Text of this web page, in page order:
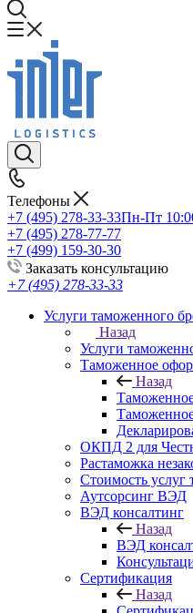
Телефоны
+7 (495) 278-33-33Пн-Пт
+7 (495) 278-77-77
+7 (499) 159-30-30
Заказать консультацию
+7 (495) 278-33-33
Услуги таможенного
Назад
Услуги
Таможенное
Назад
ОКПД 2 для
Растаможка
Стоимость услуг
Аутсорсинг ВЭД
ВЭД консалтинг
Назад
ВЭД
Сертификация
Назад